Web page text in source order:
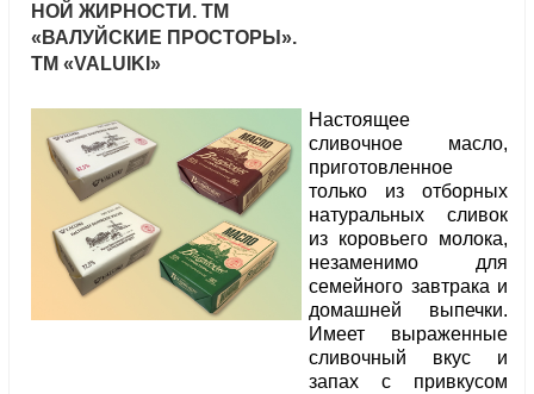
НОЙ ЖИРНОСТИ. ТМ
«ВАЛУЙСКИЕ ПРОСТОРЫ».
ТМ «VALUIKI»
Настоящее
сливочное масло,
приготовленное
только из отборных
натуральных сливок
из коровьего молока,
незаменимо для
семейного завтрака и
домашней выпечки.
Имеет выраженные
сливочный вкус и
запах с привкусом